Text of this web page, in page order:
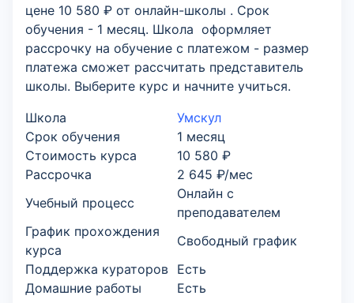
цене 10 580 ₽ от онлайн-школы . Срок
обучения - 1 месяц. Школа оформляет
рассрочку на обучение с платежом - размер
платежа сможет рассчитать представитель
школы. Выберите курс и начните учиться.
Школа
Умскул
Срок обучения
1 месяц
Стоимость курса
10 580 ₽
Рассрочка
2 645 ₽/мес
Учебный процесс
Онлайн с
преподавателем
График прохождения
курса
Свободный график
Поддержка кураторов Есть
Домашние работы
Есть